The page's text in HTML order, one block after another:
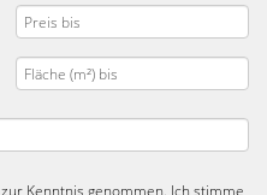
zur Kenntnis genommen. Ich stimme